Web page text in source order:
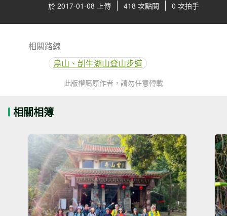
於 2017-01-08 上傳 418 次點閱 0 次拍手
相關路線
烏山、刣牛湖山登山步道
此版權屬原作者，請勿任意轉載
相關相簿